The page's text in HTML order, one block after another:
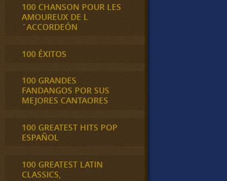
100 CHANSON POUR LES
AMOUREUX DE L
´ACCORDEÓN
100 ÉXITOS
100 GRANDES
FANDANGOS POR SUS
MEJORES CANTAORES
100 GREATEST HITS POP
ESPAÑOL
100 GREATEST LATIN
CLASSICS,